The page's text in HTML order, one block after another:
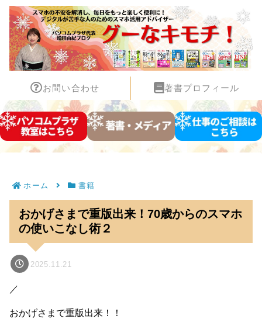
お問い合わせ 著書プロフィール
ホーム 書籍
おかげさまで重版出来！70歳からのスマホ
の使いこなし術２
2025.11.21
／
おかげさまで重版出来！！